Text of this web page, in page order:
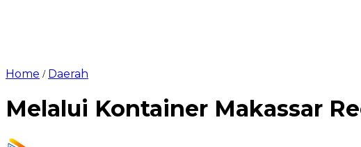
Home / Daerah
Melalui Kontainer Makassar